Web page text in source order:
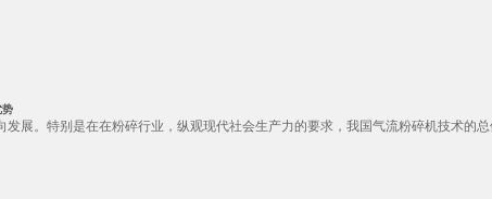
势
展。特别是在在粉碎行业，纵观现代社会生产力的要求，我国气流粉碎机技术的